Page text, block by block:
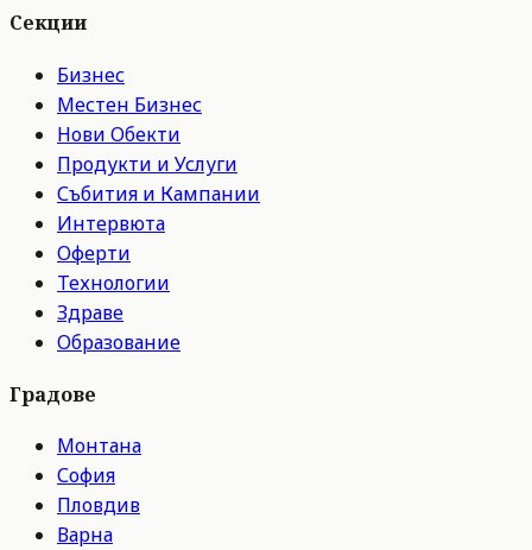
Секции
Бизнес
Местен Бизнес
Нови Обекти
Продукти и Услуги
Събития и Кампании
Интервюта
Оферти
Технологии
Здраве
Образование
Градове
Монтана
София
Пловдив
Варна